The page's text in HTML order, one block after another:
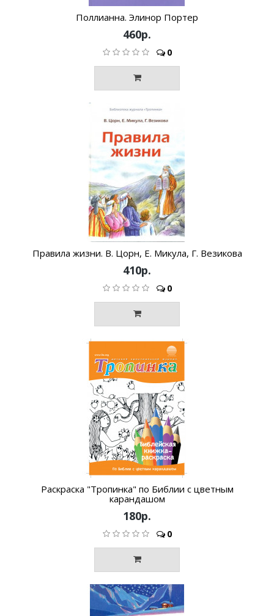
Поллианна. Элинор Портер
460р.
0
Правила жизни. В. Цорн, Е. Микула, Г. Везикова
410р.
0
Раскраска "Тропинка" по Библии с цветным
карандашом
180р.
0